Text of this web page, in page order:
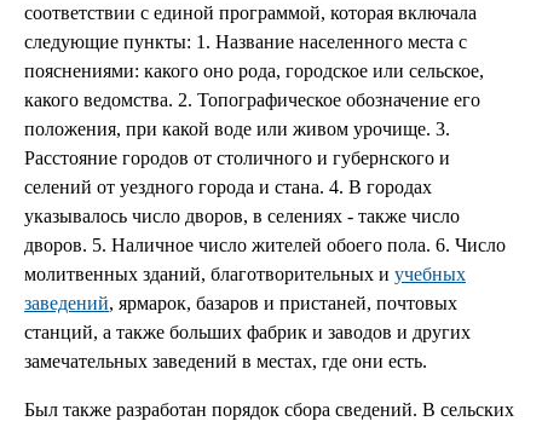
соответствии с единой программой, которая включала
следующие пункты: 1. Название населенного места с
пояснениями: какого оно рода, городское или сельское,
какого ведомства. 2. Топографическое обозначение его
положения, при какой воде или живом урочище. 3.
Расстояние городов от столичного и губернского и
селений от уездного города и стана. 4. В городах
указывалось число дворов, в селениях - также число
дворов. 5. Наличное число жителей обоего пола. 6. Число
молитвенных зданий, благотворительных и учебных
заведений, ярмарок, базаров и пристаней, почтовых
станций, а также больших фабрик и заводов и других
замечательных заведений в местах, где они есть.
Был также разработан порядок сбора сведений. В сельских